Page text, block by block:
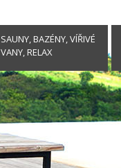
SAUNY, BAZÉNY, VÍŘIVÉ
VANY, RELAX